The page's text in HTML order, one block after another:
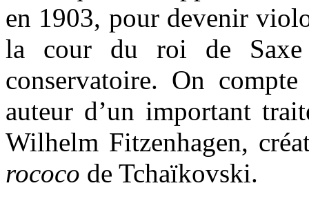
en 1903, pour devenir
la cour du roi de Saxe
conservatoire. On
auteur d’un important
Wilhelm Fitzenhagen,
rococo de Tchaïkovski.